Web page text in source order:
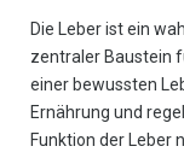
Die Leber ist ein
zentraler Baustein
einer bewussten
Ernährung und
Funktion der Leber